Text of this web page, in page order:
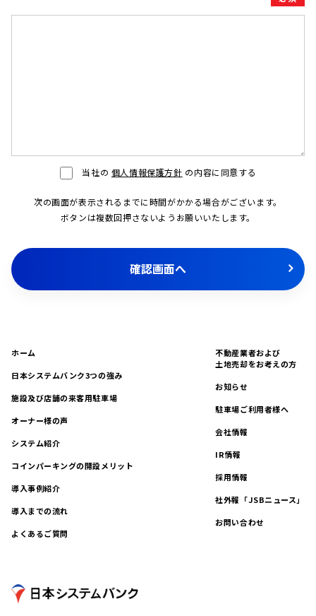
当社の 個人情報保護方針 の内容に同意する
次の画面が表示されるまでに時間がかかる場合がございます。
ボタンは複数回押さないようお願いいたします。
確認画面へ
ホーム
日本システムバンク3つの強み
施設及び店舗の来客用駐車場
オーナー様の声
システム紹介
コインパーキングの開設メリット
導入事例紹介
導入までの流れ
よくあるご質問
不動産業者および
土地売却をお考えの方
お知らせ
駐車場ご利用者様へ
会社情報
IR情報
採用情報
社外報「JSBニュース」
お問い合わせ